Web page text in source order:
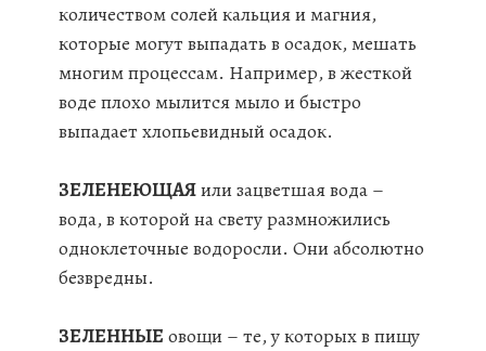
количеством солей кальция и магния,
которые могут выпадать в осадок, мешать
многим процессам. Например, в жесткой
воде плохо мылится мыло и быстро
выпадает хлопьевидный осадок.
ЗЕЛЕНЕЮЩАЯили зацветшая вода –
вода, в которой на свету размножились
одноклеточные водоросли. Они абсолютно
безвредны.
ЗЕЛЕННЫЕ овощи – те, у которых в пищу